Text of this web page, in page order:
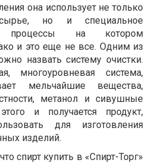
она использует не только
сырье, но и специальное
процессы на котором
и это еще не все. Одним из
назвать систему очистки.
многоуровневая система,
мельчайшие вещества,
метанол и сивушные
и получается продукт,
для изготовления
изделий.
спирт купить в «Спирт-Торг»